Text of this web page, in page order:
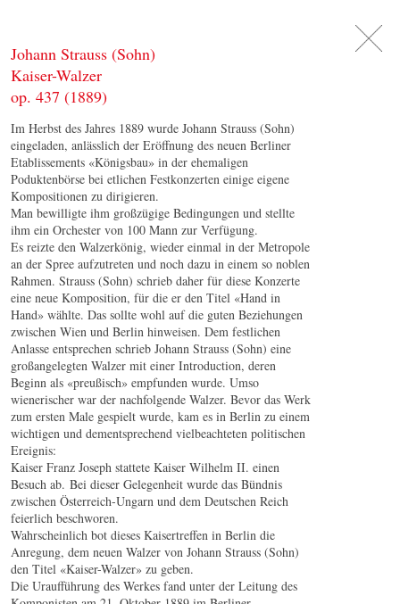
Johann Strauss (Sohn)
Kaiser-Walzer
op. 437 (1889)
Im Herbst des Jahres 1889 wurde Johann Strauss (Sohn)
eingeladen, anlässlich der Eröffnung des neuen Berliner
Etablissements «Königsbau» in der ehemaligen
Poduktenbörse bei etlichen Festkonzerten einige eigene
Kompositionen zu dirigieren.
Man bewilligte ihm großzügige Bedingungen und stellte
ihm ein Orchester von 100 Mann zur Verfügung.
Es reizte den Walzerkönig, wieder einmal in der Metropole
an der Spree aufzutreten und noch dazu in einem so noblen
Rahmen. Strauss (Sohn) schrieb daher für diese Konzerte
eine neue Komposition, für die er den Titel «Hand in
Hand» wählte. Das sollte wohl auf die guten Beziehungen
zwischen Wien und Berlin hinweisen. Dem festlichen
Anlasse entsprechen schrieb Johann Strauss (Sohn) eine
großangelegten Walzer mit einer Introduction, deren
Beginn als «preußisch» empfunden wurde. Umso
wienerischer war der nachfolgende Walzer. Bevor das Werk
zum ersten Male gespielt wurde, kam es in Berlin zu einem
wichtigen und dementsprechend vielbeachteten politischen
Ereignis:
Kaiser Franz Joseph stattete Kaiser Wilhelm II. einen
Besuch ab. Bei dieser Gelegenheit wurde das Bündnis
zwischen Österreich-Ungarn und dem Deutschen Reich
feierlich beschworen.
Wahrscheinlich bot dieses Kaisertreffen in Berlin die
Anregung, dem neuen Walzer von Johann Strauss (Sohn)
den Titel «Kaiser-Walzer» zu geben.
Die Uraufführung des Werkes fand unter der Leitung des